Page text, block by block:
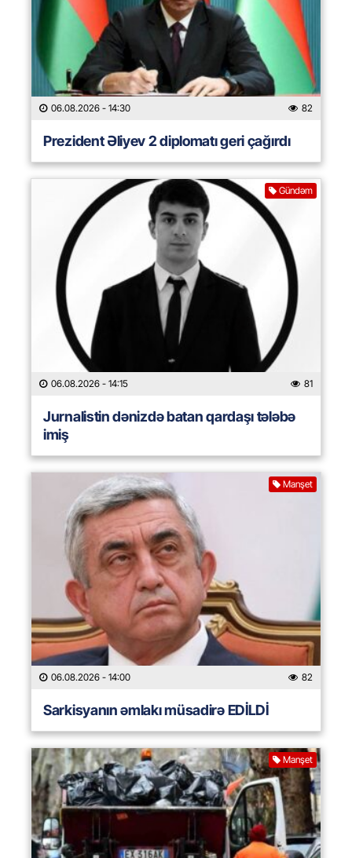
06.08.2026 - 14:30 82
Prezident Əliyev 2 diplomatı geri çağırdı
Gündəm
06.08.2026 - 14:15 81
Jurnalistin dənizdə batan qardaşı tələbə
imiş
Manşet
06.08.2026 - 14:00 82
Sarkisyanın əmlakı müsadirə EDİLDİ
Manşet